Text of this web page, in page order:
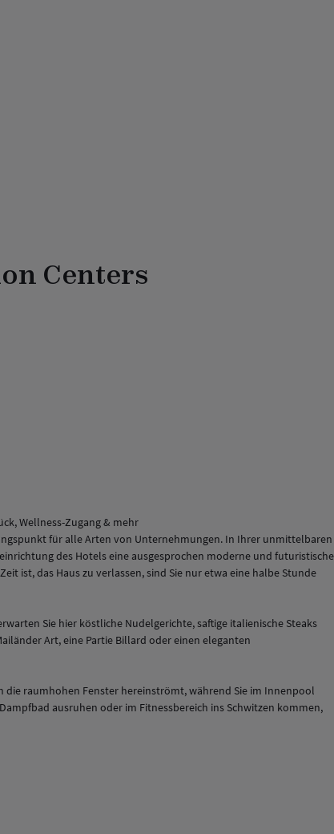
Centers
Wellness-Zugang & mehr
für alle Arten von Unternehmungen. In Ihrer unmittelbaren
des Hotels eine ausgesprochen moderne und futuristische
ist, das Haus zu verlassen, sind Sie nur etwa eine halbe Stunde
Sie hier köstliche Nudelgerichte, saftige italienische Steaks
Art, eine Partie Billard oder einen eleganten
die raumhohen Fenster hereinströmt, während Sie im Innenpool
ausruhen oder im Fitnessbereich ins Schwitzen kommen,